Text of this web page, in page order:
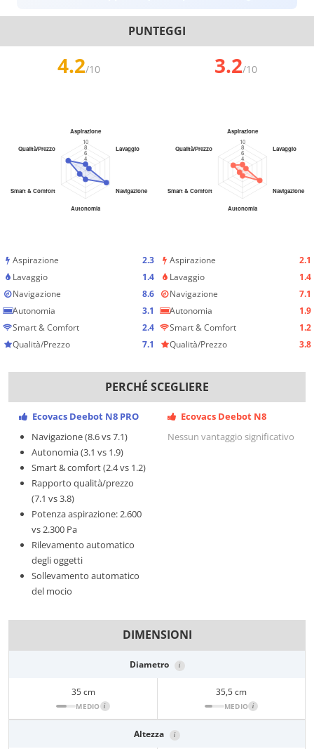
PUNTEGGI
4.2/10 3.2/10
Aspirazione
2.3
Lavaggio
1.4
Navigazione
8.6
Autonomia
3.1
Smart & Comfort
2.4
Qualità/Prezzo
7.1
Aspirazione
2.1
Lavaggio
1.4
Navigazione
7.1
Autonomia
1.9
Smart & Comfort
1.2
Qualità/Prezzo
3.8
PERCHÉ SCEGLIERE
Ecovacs Deebot N8 PRO
Navigazione (8.6 vs 7.1)
Autonomia (3.1 vs 1.9)
Smart & comfort (2.4 vs 1.2)
Rapporto qualità/prezzo
(7.1 vs 3.8)
Potenza aspirazione: 2.600
vs 2.300 Pa
Rilevamento automatico
degli oggetti
Sollevamento automatico
del mocio
Ecovacs Deebot N8
Nessun vantaggio significativo
DIMENSIONI
Diametro i
35 cm
MEDIO i
35,5 cm
MEDIO i
Altezza i